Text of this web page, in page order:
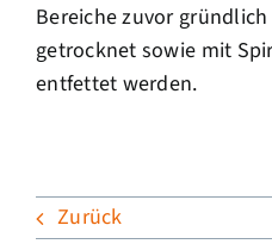
Bereiche zuvor
getrocknet sowie mit
entfettet werden.
Zurück